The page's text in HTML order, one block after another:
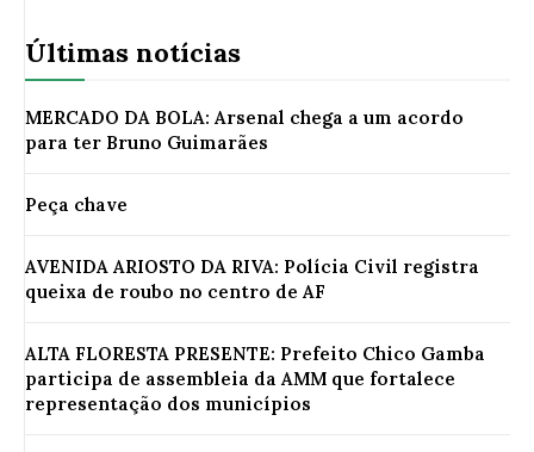
Últimas notícias
MERCADO DA BOLA: Arsenal chega a um acordo
para ter Bruno Guimarães
Peça chave
AVENIDA ARIOSTO DA RIVA: Polícia Civil registra
queixa de roubo no centro de AF
ALTA FLORESTA PRESENTE: Prefeito Chico Gamba
participa de assembleia da AMM que fortalece
representação dos municípios